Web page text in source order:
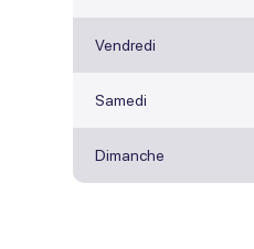
Vendredi
Samedi
Dimanche